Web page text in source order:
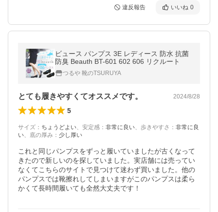
違反報告 いいね 0
ビュース パンプス 3E レディース 防水 抗菌
防臭 Beauth BT-601 602 606 リクルート
つるや 靴のTSURUYA
とても履きやすくてオススメです。 2024/8/28
5
サイズ ： ちょうどよい、 安定感 ： 非常に良い、 歩きやすさ ： 非常に良
い、 底の厚み ： 少し厚い
これと同じパンプスをずっと履いていましたが古くなって
きたので新しいのを探していました。実店舗には売ってい
なくてこちらのサイトで見つけて迷わず買いました。他の
パンプスでは靴擦れしてしまいますがこのパンプスは柔ら
かくて長時間履いても全然大丈夫です！